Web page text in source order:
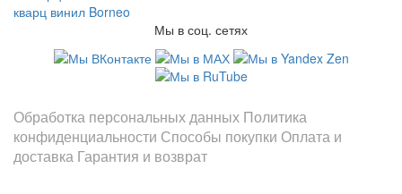
кварц винил Borneo
Мы в соц. сетях
Обработка персональных данных Политика
конфиденциальности Способы покупки Оплата и
доставка Гарантия и возврат